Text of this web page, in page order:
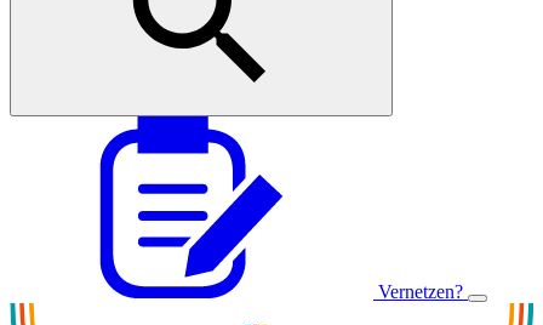
Vernetzen?